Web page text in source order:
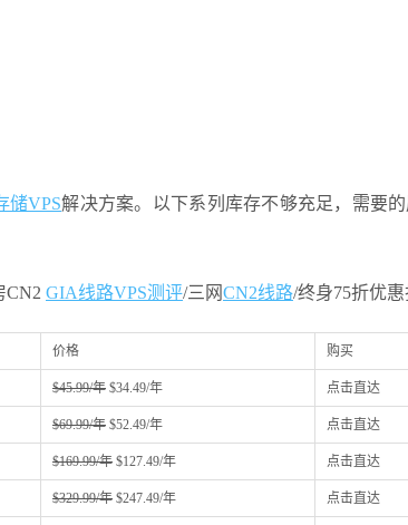
储VPS解决方案。以下系列库存不够充足，需要
CN2 GIA线路VPS测评/三网CN2线路/终身75折优惠
价格 购买
$45.99/年 $34.49/年 点击直达
$69.99/年 $52.49/年 点击直达
$169.99/年 $127.49/年 点击直达
$329.99/年 $247.49/年 点击直达